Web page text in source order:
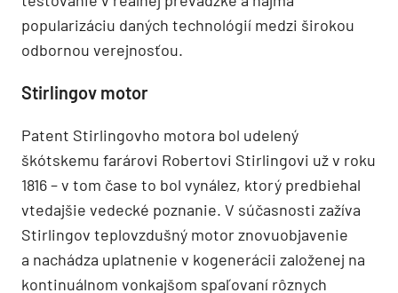
popularizáciu daných technológií medzi širokou
odbornou verejnosťou.
Stirlingov motor
Patent Stirlingovho motora bol udelený
škótskemu farárovi Robertovi Stirlingovi už v roku
1816 – v tom čase to bol vynález, ktorý predbiehal
vtedajšie vedecké poznanie. V súčasnosti zažíva
Stirlingov teplovzdušný motor znovuobjavenie
a nachádza uplatnenie v kogenerácii založenej na
kontinuálnom vonkajšom spaľovaní rôznych